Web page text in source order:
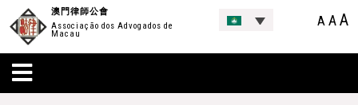
澳門律師公會
Associação dos Advogados de
Macau
A AA